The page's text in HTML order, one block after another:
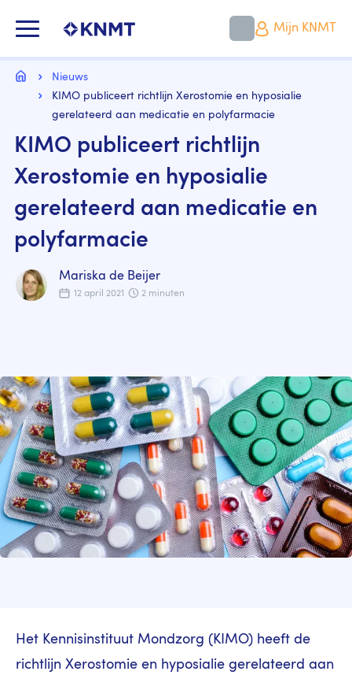
naar
gaan
Mijn KNMT
Kruimelpad
HomeNieuws
KIMO publiceert richtlijn Xerostomie en hyposialie
gerelateerd aan medicatie en polyfarmacie
KIMO publiceert richtlijn
Xerostomie en hyposialie
gerelateerd aan medicatie en
polyfarmacie
Mariska de Beijer
12 april 2021 2 minuten
Image
Het Kennisinstituut Mondzorg (KIMO) heeft de
richtlijn Xerostomie en hyposialie gerelateerd aan